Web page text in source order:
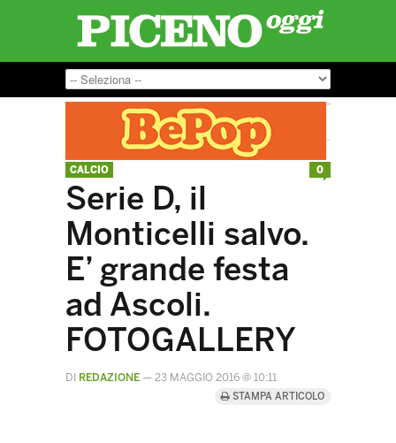
CALCIO
Serie D, il
Monticelli salvo.
E’ grande festa
ad Ascoli.
FOTOGALLERY
DI REDAZIONE — 23 MAGGIO 2016 @ 10:11
STAMPA ARTICOLO
0